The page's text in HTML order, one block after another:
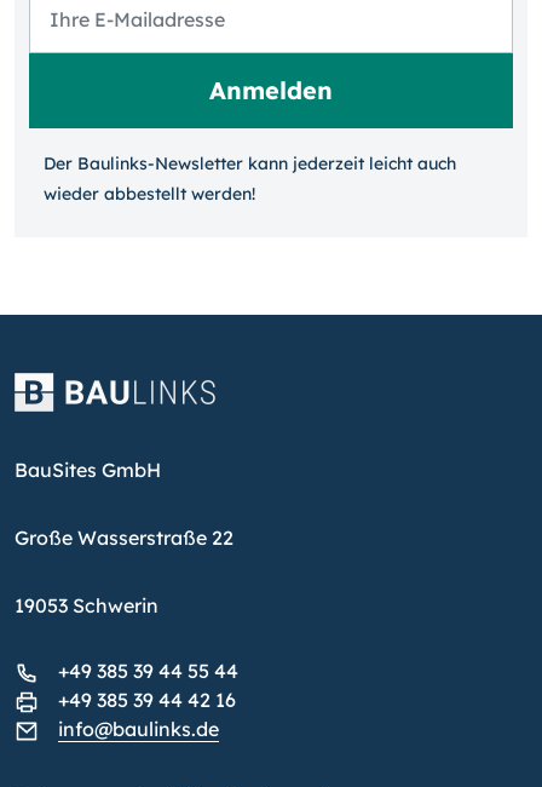
Der Baulinks-Newsletter kann jeder­zeit leicht auch
wieder ab­bestellt werden!
BauSites GmbH
Große Wasserstraße 22
19053 Schwerin
+49 385 39 44 55 44
+49 385 39 44 42 16
info@baulinks.de